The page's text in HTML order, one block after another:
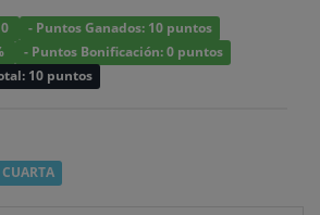
- Puntos Ganados: 10 puntos
- Puntos Bonificación: 0 puntos
10 puntos